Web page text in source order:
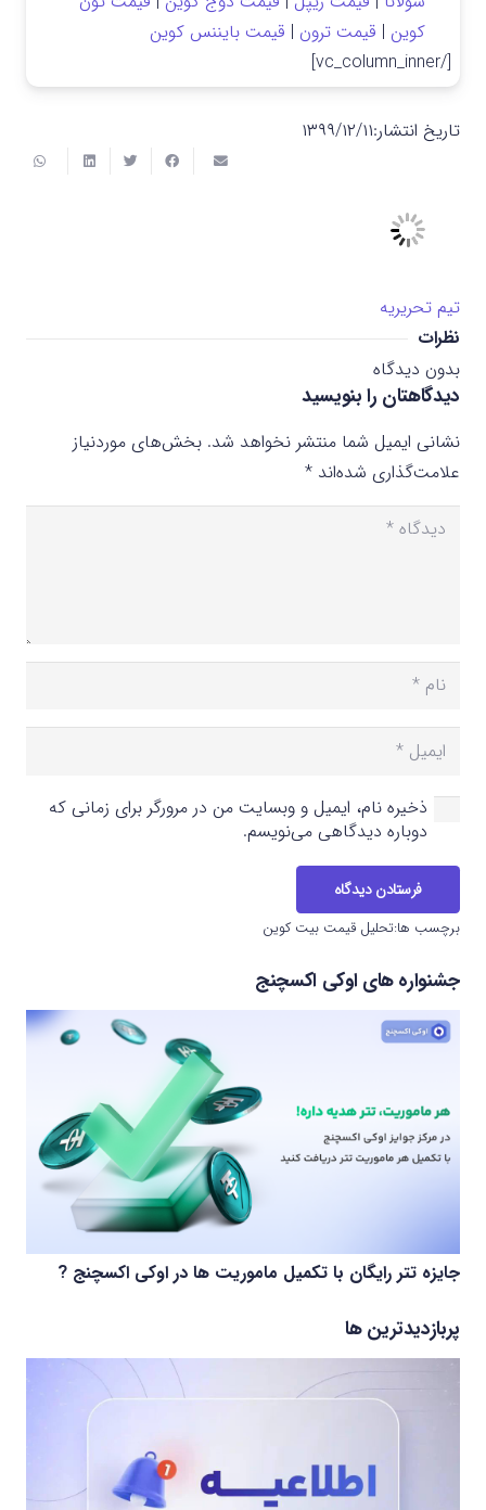
کوین | قیمت ترون | قیمت بایننس کوین
[/vc_column_inner]
تاریخ انتشار:۱۳۹۹/۱۲/۱۱
تیم تحریریه
نظرات
بدون دیدگاه
دیدگاهتان را بنویسید
نشانی ایمیل شما منتشر نخواهد شد. بخش‌های موردنیاز
علامت‌گذاری شده‌اند *
ذخیره نام، ایمیل و وبسایت من در مرورگر برای زمانی که
دوباره دیدگاهی می‌نویسم.
فرستادن دیدگاه
برچسب ها:تحلیل قیمت بیت کوین
جشنواره های اوکی اکسچنج
جایزه تتر رایگان با تکمیل ماموریت ها در اوکی اکسچنج ?
پربازدیدترین ها